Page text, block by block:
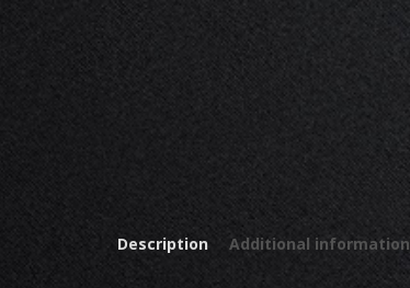
Description Additional information